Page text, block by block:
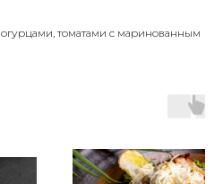
томатами с маринованным